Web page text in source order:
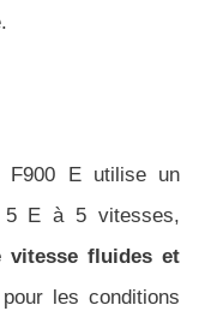
F900 E utilise un
5 E à 5 vitesses,
vitesse fluides et
les conditions